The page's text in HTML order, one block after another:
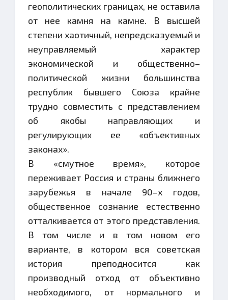
геополитических границах, не оставила
от нее камня на камне. В высшей
степени хаотичный, непредсказуемый и
неуправляемый характер
экономической и общественно–
политической жизни большинства
республик бывшего Союза крайне
трудно совместить с представлением
об якобы направляющих и
регулирующих ее «объективных
законах».
В «смутное время», которое
переживает Россия и страны ближнего
зарубежья в начале 90–х годов,
общественное сознание естественно
отталкивается от этого представления.
В том числе и в том новом его
варианте, в котором вся советская
история преподносится как
производный отход от объективно
необходимого, от нормального и